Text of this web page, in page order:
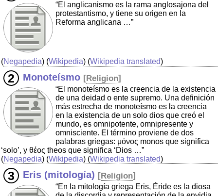
“El anglicanismo es la rama anglosajona del
protestantismo, y tiene su origen en la
Reforma anglicana …”
(Negapedia) (Wikipedia) (Wikipedia translated)
Monoteísmo [Religion]
“El monoteísmo es la creencia de la existencia
de una deidad o ente supremo. Una definición
más estrecha de monoteísmo es la creencia
en la existencia de un solo dios que creó el
mundo, es omnipotente, omnipresente y
omnisciente. El término proviene de dos
palabras griegas: μόνος monos que significa
‘solo’, y θέος theos que significa ‘Dios …”
(Negapedia) (Wikipedia) (Wikipedia translated)
Eris (mitología) [Religion]
“En la mitología griega Eris, Éride es la diosa